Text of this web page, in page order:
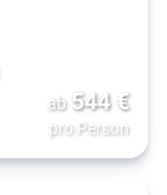
ab 544€
pro Person